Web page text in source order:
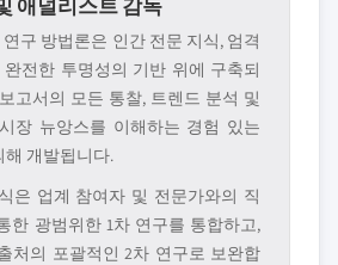
구 방법론은 인간 전문 지식, 엄격
전한 투명성의 기반 위에 구축되
고서의 모든 통찰, 트렌드 분석 및
장 뉴앙스를 이해하는 경험 있는
해 개발됩니다.
은 업계 참여자 및 전문가와의 직
한 광범위한 1차 연구를 통합하고,
처의 포괄적인 2차 연구로 보완합